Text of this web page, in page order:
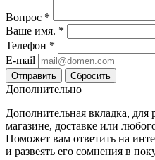
Вопрос *
Ваше имя. *
Телефон *
E-mail
Сбросить
Дополнительно
Дополнительная вкладка,
магазине, доставке или
Поможет вам ответить на
и развеять его сомнения в